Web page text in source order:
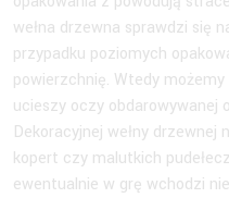
wełna drzewna sprawdzi się
przypadku poziomych
powierzchnię. Wtedy
ucieszy oczy obdarowywanej
Dekoracyjnej wełny drzewnej
kopert czy malutkich
ewentualnie w grę wchodzi